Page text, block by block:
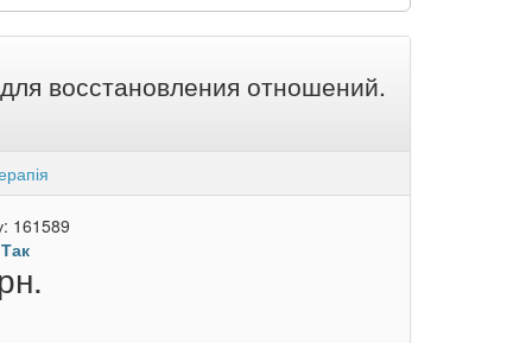
восстановления отношений.
161589
Так